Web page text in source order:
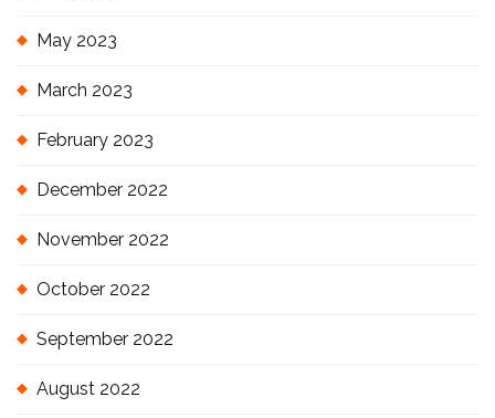
May 2023
March 2023
February 2023
December 2022
November 2022
October 2022
September 2022
August 2022